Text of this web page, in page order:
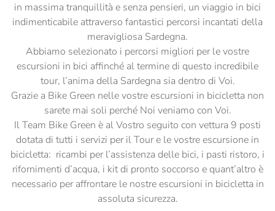
in massima tranquillità e senza pensieri, un viaggio in bici
indimenticabile attraverso fantastici percorsi incantati della
meravigliosa Sardegna.
Abbiamo selezionato i percorsi migliori per le vostre
escursioni in bici affinché al termine di questo incredibile
tour, l’anima della Sardegna sia dentro di Voi.
Grazie a Bike Green nelle vostre escursioni in bicicletta non
sarete mai soli perché Noi veniamo con Voi.
Il Team Bike Green è al Vostro seguito con vettura 9 posti
dotata di tutti i servizi per il Tour e le vostre escursione in
bicicletta: ricambi per l’assistenza delle bici, i pasti ristoro, i
rifornimenti d’acqua, i kit di pronto soccorso e quant’altro è
necessario per affrontare le nostre escursioni in bicicletta in
assoluta sicurezza.